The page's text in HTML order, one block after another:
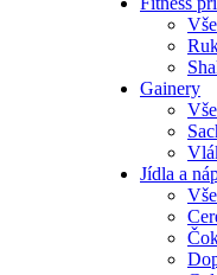
Gainery
Jídla a